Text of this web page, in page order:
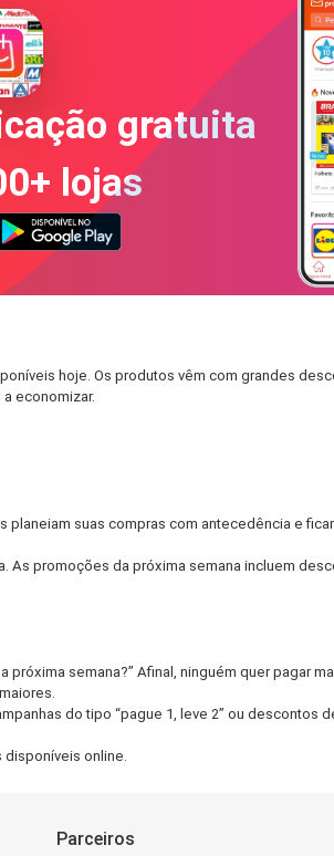
gratuita
lojas
hoje. Os produtos vêm com grandes
economizar.
suas compras com antecedência e
promoções da próxima semana incluem
semana?” Afinal, ninguém quer pagar
do tipo “pague 1, leve 2” ou descontos
disponíveis online.
Parceiros